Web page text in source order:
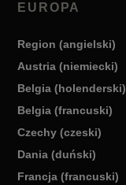
EUROPA
Region (angielski)
Austria (niemiecki)
Belgia (holenderski)
Belgia (francuski)
Czechy (czeski)
Dania (duński)
Francja (francuski)